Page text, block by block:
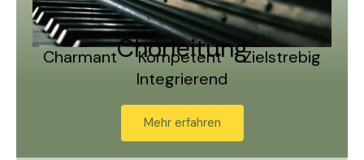
Chorleitung
Charmant Kompetent Zielstrebig
Integrierend
Mehr erfahren